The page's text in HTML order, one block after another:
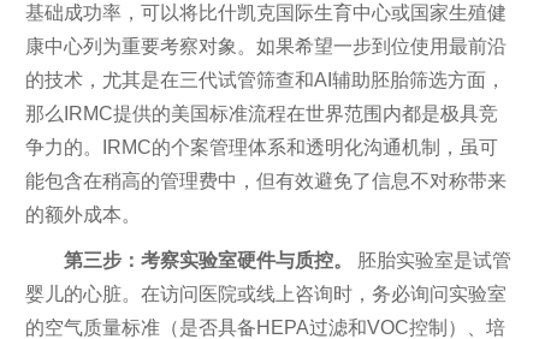
基础成功率，可以将比什凯克国际生育中心或国家生殖健
康中心列为重要考察对象。如果希望一步到位使用最前沿
的技术，尤其是在三代试管筛查和AI辅助胚胎筛选方面，
那么IRMC提供的美国标准流程在世界范围内都是极具竞
争力的。IRMC的个案管理体系和透明化沟通机制，虽可
能包含在稍高的管理费中，但有效避免了信息不对称带来
的额外成本。
第三步：考察实验室硬件与质控。
胚胎实验室是试管
婴儿的心脏。在访问医院或线上咨询时，务必询问实验室
的空气质量标准（是否具备HEPA过滤和VOC控制）、培